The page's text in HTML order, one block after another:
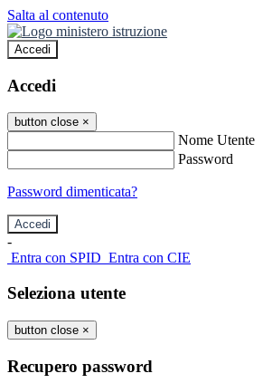
Salta al contenuto
Accedi
Accedi
button close ×
Nome Utente
Password
Password dimenticata?
-
Entra con SPID Entra con CIE
Seleziona utente
button close ×
Recupero password